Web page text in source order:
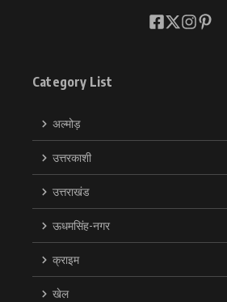
Category List
अल्मोड़
उत्तरकाशी
उत्तराखंड
ऊधमसिंह-नगर
क्राइम
खेल